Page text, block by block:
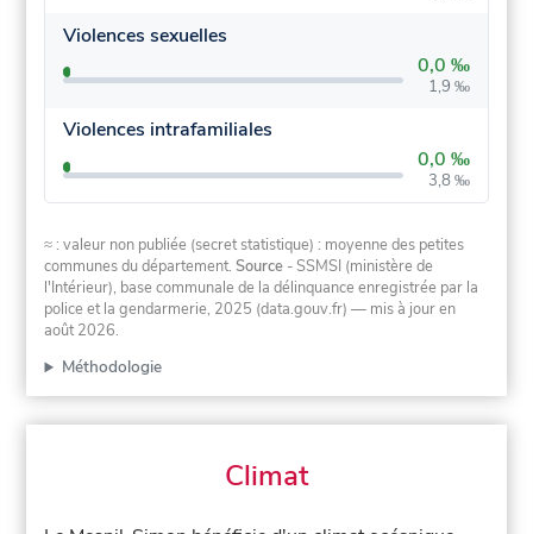
Violences sexuelles
0,0 ‰
1,9 ‰
Violences intrafamiliales
0,0 ‰
3,8 ‰
≈ : valeur non publiée (secret statistique) : moyenne des petites
communes du département.Source - SSMSI (ministère de
l'Intérieur), base communale de la délinquance enregistrée par la
police et la gendarmerie, 2025 (data.gouv.fr) — mis à jour en
août 2026.
Méthodologie
Climat